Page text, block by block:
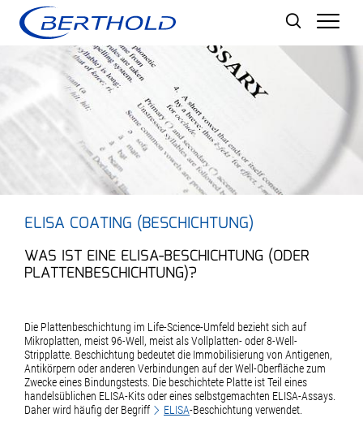
ELISA COATING (BESCHICHTUNG)
WAS IST EINE ELISA-BESCHICHTUNG (ODER
PLATTENBESCHICHTUNG)?
Die Plattenbeschichtung im Life-Science-Umfeld bezieht sich auf
Mikroplatten, meist 96-Well, meist als Vollplatten- oder 8-Well-
Stripplatte. Beschichtung bedeutet die Immobilisierung von Antigenen,
Antikörpern oder anderen Verbindungen auf der Well-Oberfläche zum
Zwecke eines Bindungstests. Die beschichtete Platte ist Teil eines
handelsüblichen ELISA-Kits oder eines selbstgemachten ELISA-Assays.
Daher wird häufig der Begriff
ELISA-Beschichtung verwendet.